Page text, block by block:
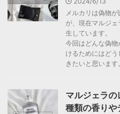
メルカリは偽物
が、現在マルジ
生しています。
今回はどんな偽
けるためにはど
きたいと思います。
マルジェラ
種類の香りや